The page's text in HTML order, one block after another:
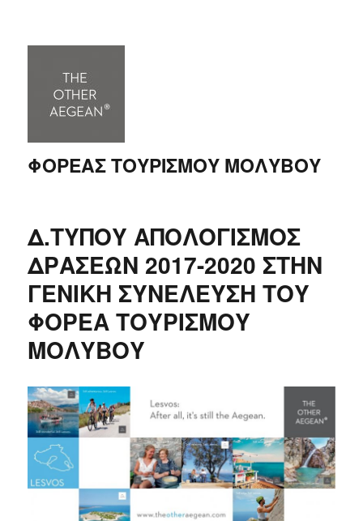
ΦΟΡΕΑΣ ΤΟΥΡΙΣΜΟΥ ΜΟΛΥΒΟΥ
Δ.ΤΥΠΟΥ ΑΠΟΛΟΓΙΣΜΟΣ
ΔΡΑΣΕΩΝ 2017-2020 ΣΤΗΝ
ΓΕΝΙΚΗ ΣΥΝΕΛΕΥΣΗ ΤΟΥ
ΦΟΡΕΑ ΤΟΥΡΙΣΜΟΥ
ΜΟΛΥΒΟΥ